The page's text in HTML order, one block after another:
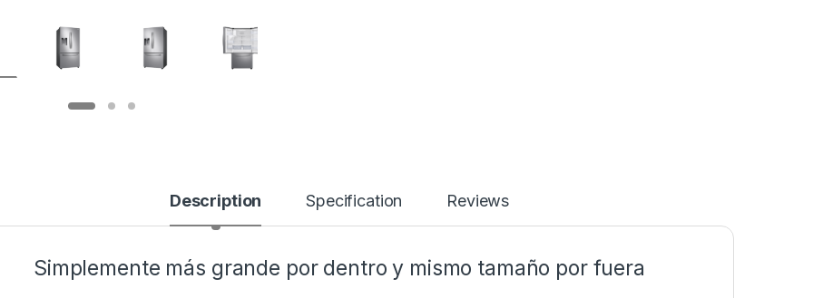
Description Specification Reviews
Simplemente más grande por dentro y mismo tamaño por fuera